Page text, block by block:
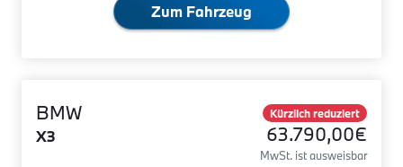
Zum Fahrzeug
BMW
X3
Kürzlich reduziert
63.790,00€
MwSt. ist ausweisbar